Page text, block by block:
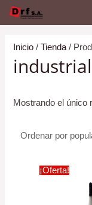
al
Inicio /Tienda/
industrial
Mostrando el único
¡Oferta!